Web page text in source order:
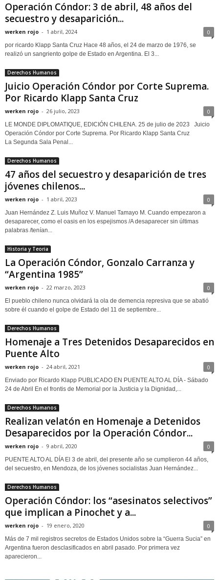
Operación Cóndor: 3 de abril, 48 años del
secuestro y desaparición...
werken rojo - 1 abril, 2024 0
por ricardo Klapp Santa Cruz Hace 48 años, el 24 de marzo de 1976, se
realizó un sangriento golpe de Estado en Argentina. El 3...
Derechos Humanos
Juicio Operación Cóndor por Corte Suprema.
Por Ricardo Klapp Santa Cruz
werken rojo - 26 julio, 2023 0
LE MONDE DIPLOMATIQUE, EDICIÓN CHILENA. 25 de julio de 2023 Juicio
Operación Cóndor por Corte Suprema. Por Ricardo Klapp Santa Cruz
La Segunda Sala Penal...
Derechos Humanos
47 años del secuestro y desaparición de tres
jóvenes chilenos...
werken rojo - 1 abril, 2023 0
Juan Hernández Z. Luis Muñoz V. Manuel Tamayo M. Cuando empezaron a
desaparecer, como el oasis en los espejismos /A desaparecer sin últimas
palabras /tenían...
Historia y Teoria
La Operación Cóndor, Gonzalo Carranza y
“Argentina 1985”
werken rojo - 22 marzo, 2023 0
El pueblo chileno nunca olvidará la ola de demencia represiva que se abatió
sobre él cuando el golpe de Estado del 11 de septiembre...
Derechos Humanos
Homenaje a Tres Detenidos Desaparecidos en
Puente Alto
werken rojo - 24 abril, 2021 0
Enviado por Ricardo Klapp PUBLICADO EN PUENTE ALTO AL DÍA - Sábado
24 de Abril En el frontis de Memorial por la Justicia y la Dignidad,...
Derechos Humanos
Realizan velatón en Homenaje a Detenidos
Desaparecidos por la Operación Cóndor...
werken rojo - 9 abril, 2020 0
PUENTE ALTO AL DÍA El 3 de abril, del presente año se cumplieron 44 años,
del secuestro, en Mendoza, de los jóvenes socialistas Juan Hernández...
Derechos Humanos
Operación Cóndor: los “asesinatos selectivos”
que implican a Pinochet y a...
werken rojo - 19 enero, 2020 0
Más de 7 mil registros secretos de Estados Unidos sobre la “Guerra Sucia” en
Argentina fueron desclasificados en abril pasado. Por primera vez
aparecieron...